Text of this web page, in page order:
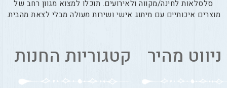
סלסלאות לחינה/מקווה ולאירועים. תוכלו למצוא מגוון רחב של
מוצרים איכותיים עם מיתוג אישי ושירות מעולה מבלי לצאת מהבית.
ניווט מהיר קטגוריות החנות